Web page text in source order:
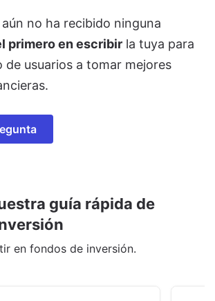
no ha recibido ninguna
primero en escribir la tuya para
de usuarios a tomar mejores
guía rápida de
en fondos de inversión.